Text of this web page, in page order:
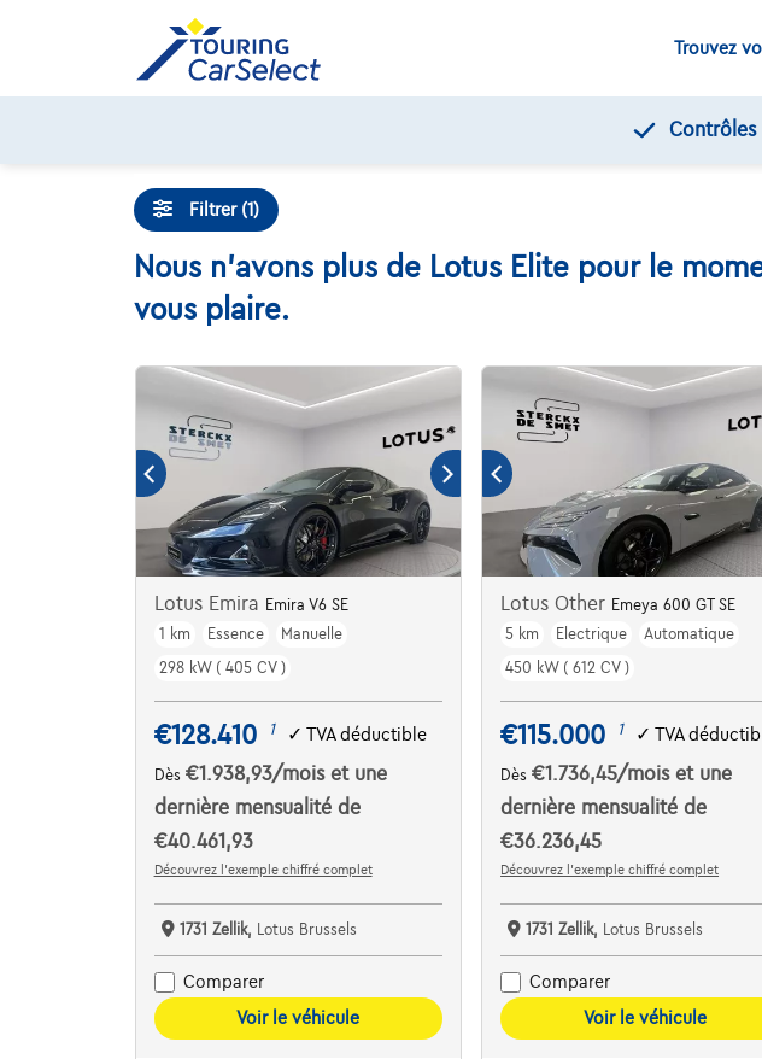
Trouvez
Contrôles
Filtrer (1)
Nous n'avons plus de Lotus Elite pour le
vous plaire.
Lotus Emira Emira V6 SE
1 km
Essence
Manuelle
298 kW ( 405 CV )
€128.410 1 ✓ TVA déductible
Dès €1.938,93/mois et une
dernière mensualité de
€40.461,93
Découvrez l’exemple chiffré complet
1731 Zellik, Lotus Brussels
Comparer
Voir le véhicule
Lotus Other Emeya 600 GT SE
5 km
Electrique
Automatique
450 kW ( 612 CV )
€115.000 1 ✓TVA
Dès€1.736,45/moiset une
dernière mensualité de
€36.236,45
Découvrez l’exemple chiffré complet
1731 Zellik, Lotus Brussels
Comparer
Voir le véhicule